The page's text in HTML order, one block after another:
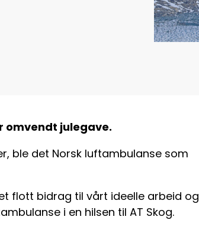
omvendt julegave.
ble det Norsk luftambulanse som
flott bidrag til vårt ideelle arbeid og
i en hilsen til AT Skog.